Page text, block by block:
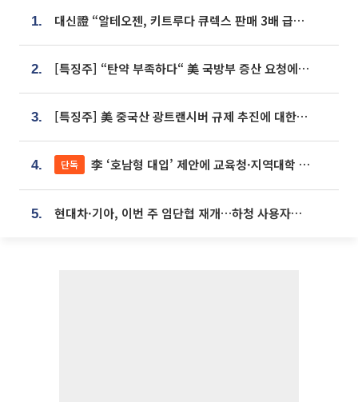
1. 대신證 “알테오젠, 키트루다 큐렉스 판매 3배 급증…목표가 41만원 상향”
2. [특징주] “탄약 부족하다“ 美 국방부 증산 요청에⋯국내 방산주 급등세
3. [특징주] 美 중국산 광트랜시버 규제 추진에 대한광통신 등 광통신株 강세
4. 단독 李 ‘호남형 대입’ 제안에 교육청·지역대학 서·논술형 입시 연계 '착수'
5. 현대차·기아, 이번 주 임단협 재개…하청 사용자성 재심도 ‘변수’